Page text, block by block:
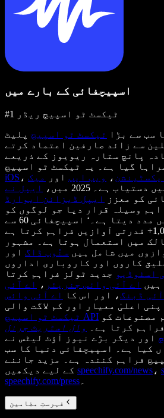
اسپیچفائی کے بارے میں
#1 ٹیکسٹ ٹو اسپیچ ریڈر
سب سے بڑا ٹیکسٹ ٹو اسپیچ پلیٹ
ہے، جس پر 50 ملین سے زائد صارفین اعتماد کرتے
سے زیادہ پانچ ستارہ ریویوز کے ذریعے
گیا ہے۔ یہ ٹیکسٹ ٹو اسپیچ
iOS ، ، ویب ایپ اور
میک
ہے۔ 2025 میں،
ایپل نے
کو معزز
ایپل ڈیزائن ایوارڈ
اہم وسیلہ قرار دیا جو لوگوں کو
اپنی زندگی جینے میں مدد دیتا ہے۔‘ اسپیچفائی 60 سے
زائد زبانوں میں 1,000+ قدرتی آوازیں فراہم کرتا ہے
لگ بھگ 200 ممالک میں استعمال ہوتا ہے۔ مشہور
میں شامل ہیں سنُوپ ڈاگ اور
کاروں اور کاروباری اداروں
اسٹوڈیو جدید ٹولز فراہم کرتا
ہیں اے آئی وائس جنریٹر ،
اے آئی
آئی ڈبنگ، اور اس کا
اے آئی وائس
اعلیٰ معیار اور کم لاگت والی
ٹیکسٹ ٹو اسپیچ API
کرتا ہے۔
وال اسٹریٹ جرنل
اور دیگر بڑے نیوز آؤٹ لیٹس نے
کیا ہے۔ اسپیچفائی دنیا کا سب
فراہم کنندہ ہے۔ مزید جاننے
speechify.com/news ،
speechify.com/press
فہرستِ مضامین